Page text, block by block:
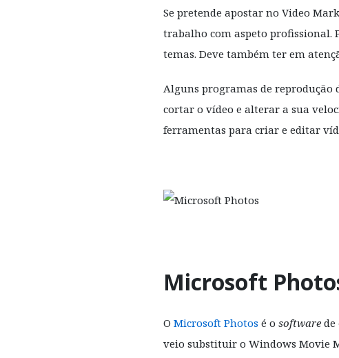
Se pretende apostar no Video
trabalho com aspeto profissional.
temas. Deve também ter em
Alguns programas de reprodução
cortar o vídeo e alterar a sua
ferramentas para criar e editar
Microsoft
O Microsoft Photos é o software de
veio substituir o Windows Movie